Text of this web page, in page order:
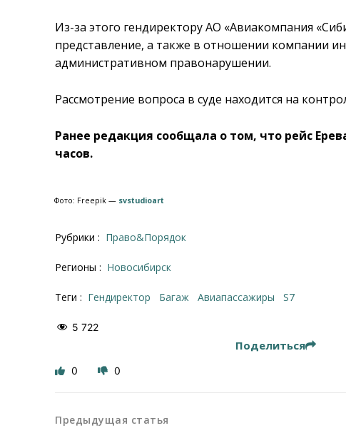
Из-за этого гендиректору АО «Авиакомпания
представление, а также в отношении компании
административном правонарушении.
Рассмотрение вопроса в суде находится на
Ранее редакция сообщала о том, что рейс
часов.
Фото: Freepik — svstudioart
Рубрики : Право&Порядок
Регионы : Новосибирск
Теги : гендиректор багаж Авиапассажиры S7
5 722
Поделиться
0 0
Предыдущая статья